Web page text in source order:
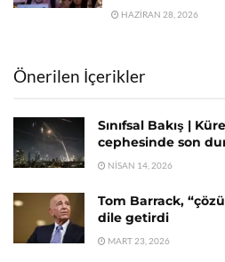
HAZIRAN 28, 2026
Önerilen İçerikler
Sınıfsal Bakış |
cephesinde son
NISAN 14, 2026
Tom Barrack,
dile getirdi
MART 23, 2026